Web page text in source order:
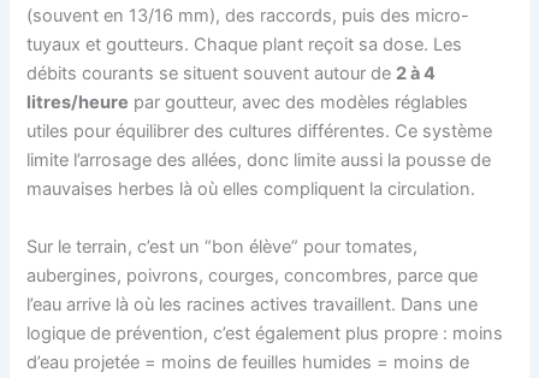
(souvent en 13/16 mm), des raccords, puis des micro-
tuyaux et goutteurs. Chaque plant reçoit sa dose. Les
débits courants se situent souvent autour de 2 à 4
litres/heure par goutteur, avec des modèles réglables
utiles pour équilibrer des cultures différentes. Ce système
limite l’arrosage des allées, donc limite aussi la pousse de
mauvaises herbes là où elles compliquent la circulation.
Sur le terrain, c’est un “bon élève” pour tomates,
aubergines, poivrons, courges, concombres, parce que
l’eau arrive là où les racines actives travaillent. Dans une
logique de prévention, c’est également plus propre : moins
d’eau projetée = moins de feuilles humides = moins de